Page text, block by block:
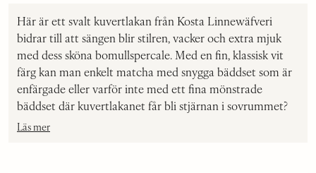
Här är ett svalt kuvertlakan från Kosta Linnewäfveri
bidrar till att sängen blir stilren, vacker och extra mjuk
med dess sköna bomullspercale. Med en fin, klassisk vit
färg kan man enkelt matcha med snygga bäddset som är
enfärgade eller varför inte med ett fina mönstrade
bäddset där kuvertlakanet får bli stjärnan i sovrummet?
Läs mer